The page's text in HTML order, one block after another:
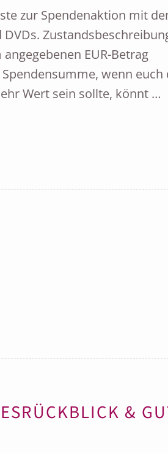
zur Spendenaktion mit
EUR-Betrag
wenn euch
Wert sein sollte, könnt …
&